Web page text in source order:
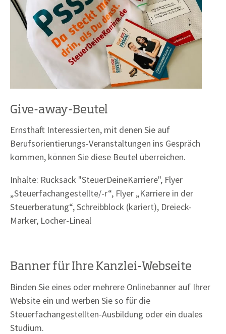
Give-away-Beutel
Ernsthaft Interessierten, mit denen Sie auf
Berufsorientierungs-Veranstaltungen ins Gespräch
kommen, können Sie diese Beutel überreichen.
Inhalte: Rucksack "SteuerDeineKarriere", Flyer
„Steuerfachangestellte/-r“, Flyer „Karriere in der
Steuerberatung“, Schreibblock (kariert), Dreieck-
Marker, Locher-Lineal
Banner für Ihre Kanzlei-Webseite
Binden Sie eines oder mehrere Onlinebanner auf Ihrer
Website ein und werben Sie so für die
Steuerfachangestellten-Ausbildung oder ein duales
Studium.